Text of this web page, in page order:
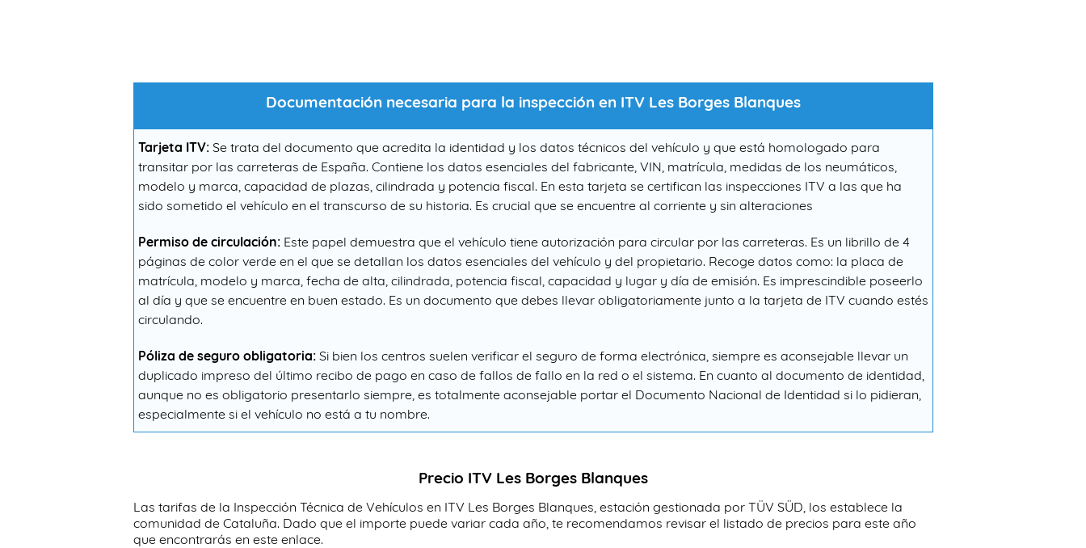
Documentación necesaria para la inspección en ITV Les Borges Blanques
Tarjeta ITV: Se trata del documento que acredita la identidad y los datos técnicos del vehículo y que está homologado para
transitar por las carreteras de España. Contiene los datos esenciales del fabricante, VIN, matrícula, medidas de los neumáticos,
modelo y marca, capacidad de plazas, cilindrada y potencia fiscal. En esta tarjeta se certifican las inspecciones ITV a las que ha
sido sometido el vehículo en el transcurso de su historia. Es crucial que se encuentre al corriente y sin alteraciones
Permiso de circulación: Este papel demuestra que el vehículo tiene autorización para circular por las carreteras. Es un librillo de 4
páginas de color verde en el que se detallan los datos esenciales del vehículo y del propietario. Recoge datos como: la placa de
matrícula, modelo y marca, fecha de alta, cilindrada, potencia fiscal, capacidad y lugar y día de emisión. Es imprescindible poseerlo
al día y que se encuentre en buen estado. Es un documento que debes llevar obligatoriamente junto a la tarjeta de ITV cuando estés
circulando.
Póliza de seguro obligatoria: Si bien los centros suelen verificar el seguro de forma electrónica, siempre es aconsejable llevar un
duplicado impreso del último recibo de pago en caso de fallos de fallo en la red o el sistema. En cuanto al documento de identidad,
aunque no es obligatorio presentarlo siempre, es totalmente aconsejable portar el Documento Nacional de Identidad si lo pidieran,
especialmente si el vehículo no está a tu nombre.
Precio ITV Les Borges Blanques
Las tarifas de la Inspección Técnica de Vehículos en ITV Les Borges Blanques, estación gestionada por TÜV SÜD, los establece la
comunidad de Cataluña. Dado que el importe puede variar cada año, te recomendamos revisar el listado de precios para este año
que encontrarás en este enlace.